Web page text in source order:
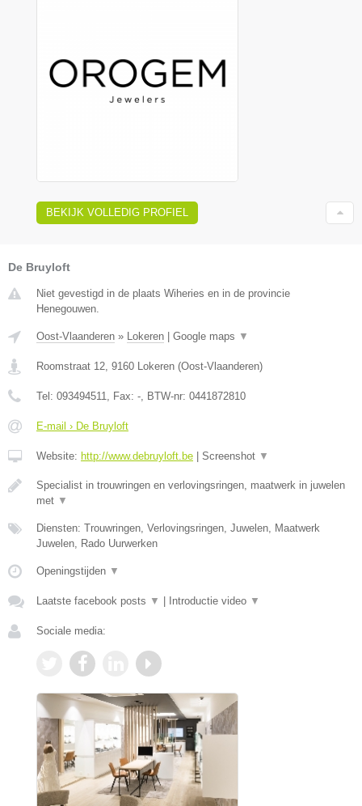
BEKIJK VOLLEDIG PROFIEL
De Bruyloft
Niet gevestigd in de plaats Wiheries en in de provincie
Henegouwen.
Oost-Vlaanderen » Lokeren Google maps ▼
Roomstraat 12, 9160 Lokeren (Oost-Vlaanderen)
Tel: 093494511, Fax: -, BTW-nr: 0441872810
E-mail › De Bruyloft
Website: http://www.debruyloft.be Screenshot ▼
Specialist in trouwringen en verlovingsringen, maatwerk in juwelen
met ▼
Diensten: Trouwringen, Verlovingsringen, Juwelen, Maatwerk
Juwelen, Rado Uurwerken
Openingstijden ▼
Laatste facebook posts ▼ Introductie video ▼
Sociale media: